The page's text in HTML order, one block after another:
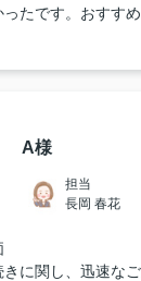
ったです。おすす
A様
担当
長岡 春花
に関し、迅速な